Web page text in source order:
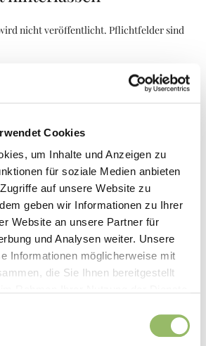
Cookies
um Inhalte und Anzeigen zu
für soziale Medien anbieten
auf unsere Website zu
geben wir Informationen zu Ihrer
Website an unsere Partner für
und Analysen weiter. Unsere
Informationen möglicherweise mit
die Sie Ihnen bereitgestellt
nicht veröffentlicht. Pflichtfelder sind